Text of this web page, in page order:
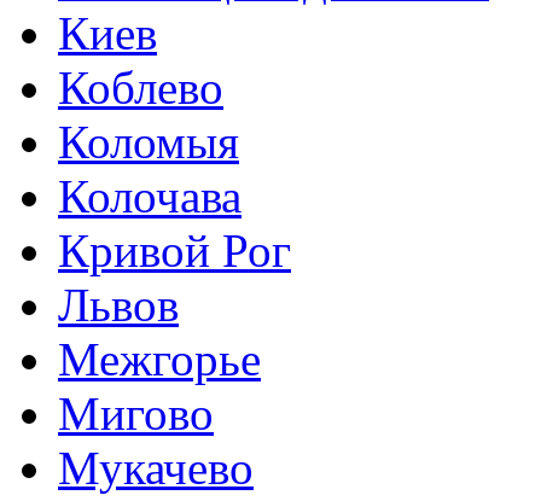
Киев
Коблево
Коломыя
Колочава
Кривой Рог
Львов
Межгорье
Мигово
Мукачево